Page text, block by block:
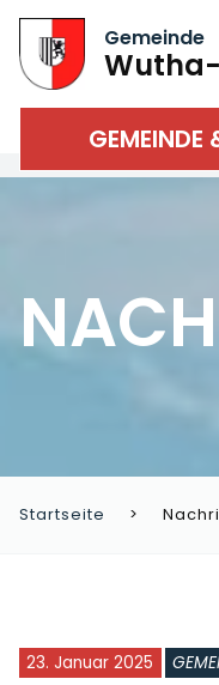
Gemeinde
GEMEINDE
Startseite
23. Januar 2025